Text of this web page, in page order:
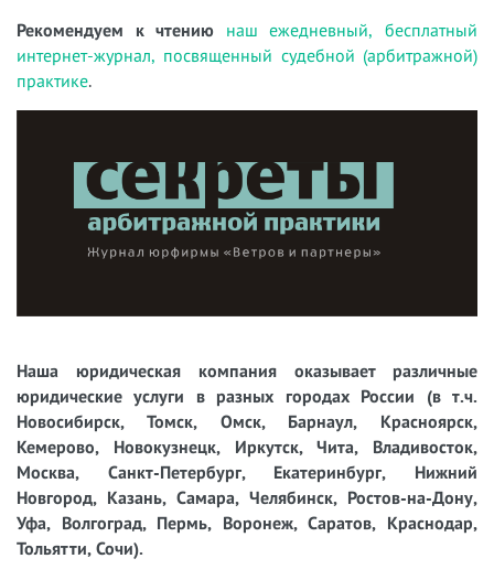
Рекомендуем к чтению наш ежедневный, бесплатный
интернет-журнал, посвященный судебной (арбитражной)
практике.
Наша юридическая компания оказывает различные
юридические услуги в разных городах России (в т.ч.
Новосибирск, Томск, Омск, Барнаул, Красноярск,
Кемерово, Новокузнецк, Иркутск, Чита, Владивосток,
Москва, Санкт-Петербург, Екатеринбург, Нижний
Новгород, Казань, Самара, Челябинск, Ростов-на-Дону,
Уфа, Волгоград, Пермь, Воронеж, Саратов, Краснодар,
Тольятти, Сочи).